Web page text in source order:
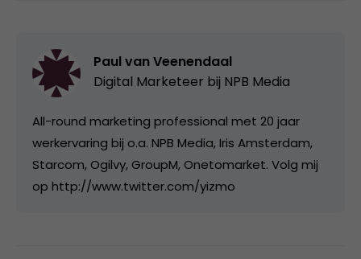
Paul van Veenendaal
Digital Marketeer bij NPB Media
All-round marketing professional met 20 jaar
werkervaring bij o.a. NPB Media, Iris Amsterdam,
Starcom, Ogilvy, GroupM, Onetomarket. Volg mij
op http://www.twitter.com/yizmo